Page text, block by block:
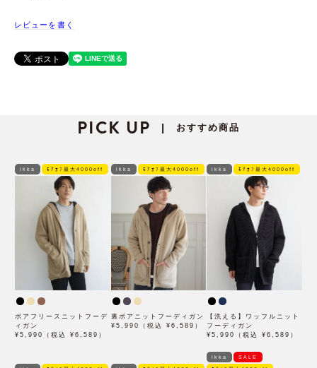
レビューを書く
PICK UP | おすすめ商品
ikka ﾓｱｵﾌ最大4000off
ボアフリースニットフーデ
ィガン
¥5,990（税込 ¥6,589）
ikka ﾓｱｵﾌ最大4000off
裏ボアニットフーディガン
¥5,990（税込 ¥6,589）
ikka ﾓｱｵﾌ最大4000off
【洗える】ワッフルニット
フーディガン
¥5,990（税込 ¥6,589）
ikka SALE